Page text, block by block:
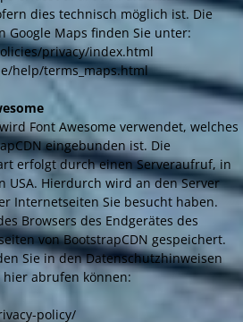
dies technisch möglich ist. Die
Google Maps finden Sie unter:
privacy/index.html
help/terms_maps.html
Font Awesome verwendet, welches
eingebunden ist. Die
erfolgt durch einen Serveraufruf, in
USA. Hierdurch wird an den Server
Internetseiten Sie besucht haben.
Browsers des Endgerätes des
von BootstrapCDN gespeichert.
Sie in den Datenschutzhinweisen
hier abrufen können:
policy/